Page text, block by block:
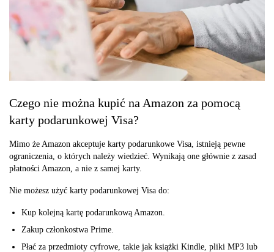
Czego nie można kupić na Amazon za pomocą
karty podarunkowej Visa?
Mimo że Amazon akceptuje karty podarunkowe Visa, istnieją pewne
ograniczenia, o których należy wiedzieć. Wynikają one głównie z zasad
płatności Amazon, a nie z samej karty.
Nie możesz użyć karty podarunkowej Visa do:
Kup kolejną kartę podarunkową Amazon.
Zakup członkostwa Prime.
Płać za przedmioty cyfrowe, takie jak książki Kindle, pliki MP3 lub